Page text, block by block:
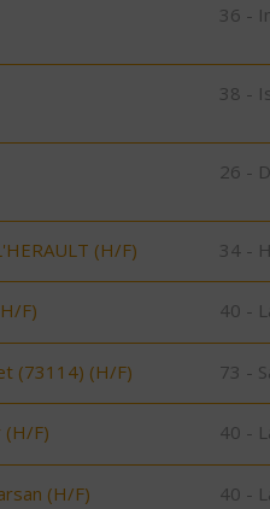
36 -
38 -
26 -
(H/F) 34 -
F) 40 -
(73114) (H/F) 73 -
(H/F) 40 -
(H/F) 40 -